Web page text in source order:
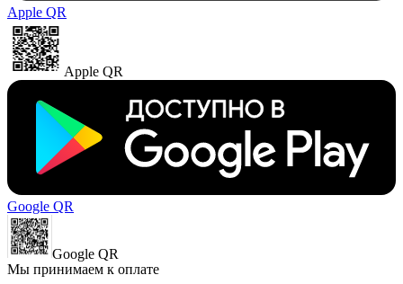
Apple QR
Apple QR
Google QR
Google QR
Мы принимаем к оплате